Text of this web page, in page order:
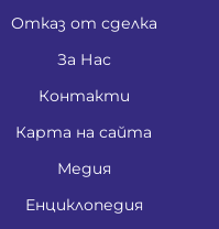
Отказ от сделка
За Нас
Контакти
Карта на сайта
Медия
Енциклопедия